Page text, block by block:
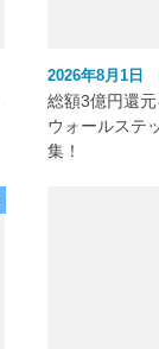
2026年8月1日
総額3億円還
ウォールステ
集！